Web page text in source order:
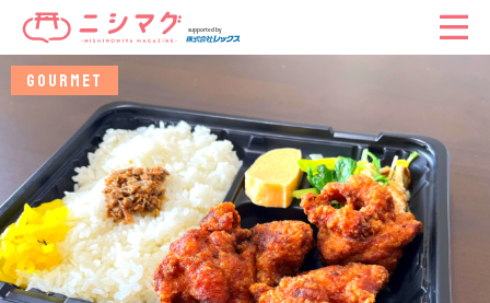
GOURMET